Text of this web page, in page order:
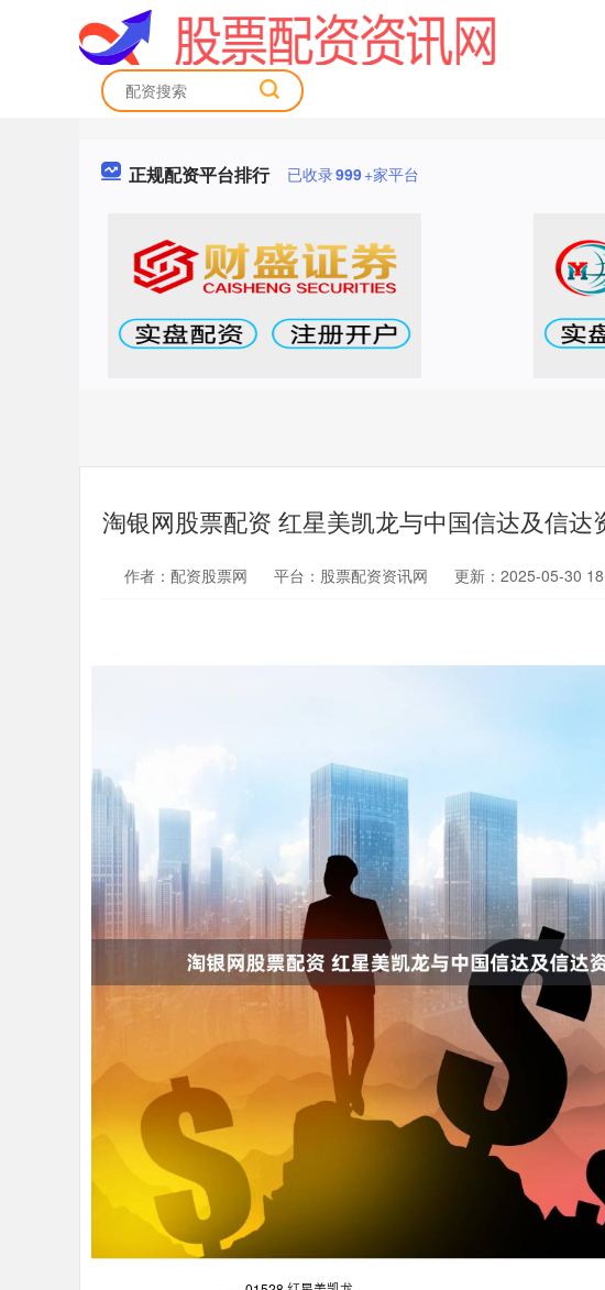
正规配资平台排行 已收录999+家平台
淘银网股票配资 红星美凯龙与中国信达及信
作者：配资股票网 平台：股票配资资讯网 更新：2025-05-30